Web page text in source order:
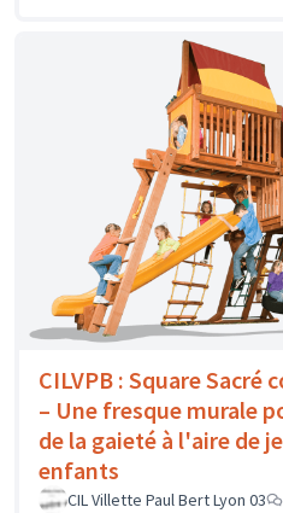
CILVPB : Square Sacré
– Une fresque murale
de la gaieté à l'aire de
enfants
CIL Villette Paul Bert Lyon 03